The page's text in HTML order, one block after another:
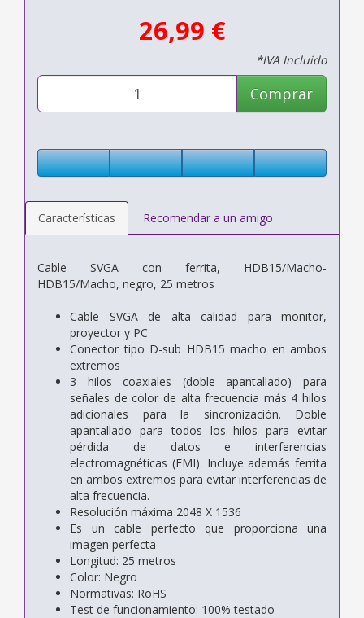
26,99 €
*IVA Incluido
Comprar
Características Recomendar a un amigo
Cable SVGA con ferrita, HDB15/Macho-
HDB15/Macho, negro, 25 metros
Cable SVGA de alta calidad para monitor,
proyector y PC
Conector tipo D-sub HDB15 macho en ambos
extremos
3 hilos coaxiales (doble apantallado) para
señales de color de alta frecuencia más 4 hilos
adicionales para la sincronización. Doble
apantallado para todos los hilos para evitar
pérdida de datos e interferencias
electromagnéticas (EMI). Incluye además ferrita
en ambos extremos para evitar interferencias de
alta frecuencia.
Resolución máxima 2048 X 1536
Es un cable perfecto que proporciona una
imagen perfecta
Longitud: 25 metros
Color: Negro
Normativas: RoHS
Test de funcionamiento: 100% testado